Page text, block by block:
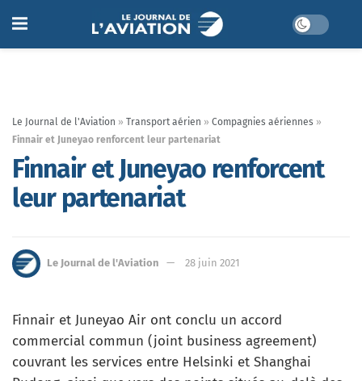
Le Journal de l'Aviation » Transport aérien » Compagnies aériennes »
Finnair et Juneyao renforcent leur partenariat
Finnair et Juneyao renforcent
leur partenariat
Le Journal de l'Aviation 28 juin 2021
Finnair et Juneyao Air ont conclu un accord
commercial commun (joint business agreement)
couvrant les services entre Helsinki et Shanghai